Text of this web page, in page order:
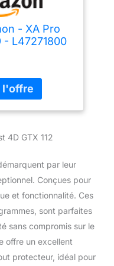
- XA Pro
- L47271800
48 EU
4D GTX 112
par leur
Conçues pour
et fonctionnalité. Ces
sont parfaites
sans compromis sur le
offre un excellent
protecteur, idéal pour